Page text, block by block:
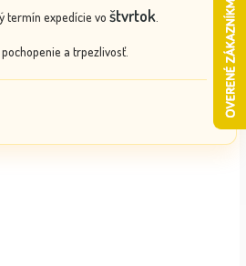
termín expedície vo štvrtok.
a trpezlivosť.